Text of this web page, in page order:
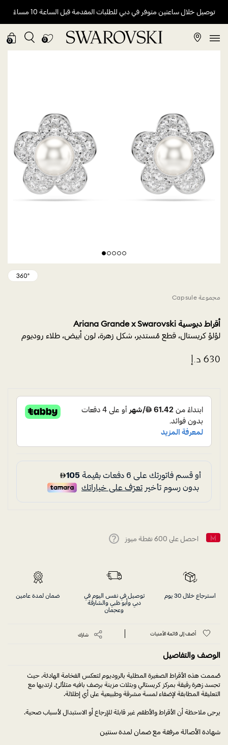
توصيل خلال ساعتين متوفر في دبي للطلبات المقدمة قبل الساعة 10 مساءً
0
0
مجموعة Capsule
أقراط دبوسية Ariana Grande x Swarovski
لؤلؤ كريستال، قطع مُستدير، شكل زهرة، لون أبيض، طلاء روديوم
احصل على 600 نقطة ميوز
استرجاع خلال 30 يوم
توصيل في نفس اليوم في
دبي وأبو ظبي والشارقة
وعجمان
ضمان لمدة عامين
أضف إلى قائمة الأمنيات شارك
الوصف والتفاصيل
صُممت هذه الأقراط الصغيرة المطلية بالروديوم لتعكس الفخامة الهادئة، حيث
تجسد زهرة رقيقة بمركز كريستالي وبتلات مزينة برصف بافيه متلألئ. ارتديها مع
التعليقة المطابقة لإضفاء لمسة مشرقة وطبيعية على أي إطلالة.
يرجى ملاحظة أن الأقراط والأطقم غير قابلة للإرجاع أو الاستبدال لأسباب صحية.
شهادة الأصالة مرفقة مع ضمان لمدة سنتين